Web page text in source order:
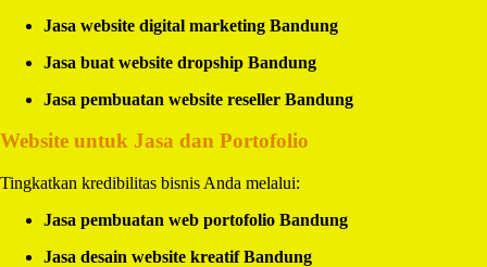
Jasa website digital marketing Bandung
Jasa buat website dropship Bandung
Jasa pembuatan website reseller Bandung
Website untuk Jasa dan Portofolio
Tingkatkan kredibilitas bisnis Anda melalui:
Jasa pembuatan web portofolio Bandung
Jasa desain website kreatif Bandung